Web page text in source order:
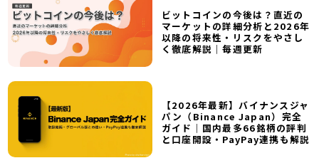
ビットコインの今後は？直近の
マーケットの詳細分析と2026年
以降の将来性・リスクをやさし
く徹底解説｜毎週更新
【2026年最新】バイナンスジャ
パン（Binance Japan）完全
ガイド｜国内最多66銘柄の評判
と口座開設・PayPay連携も解説